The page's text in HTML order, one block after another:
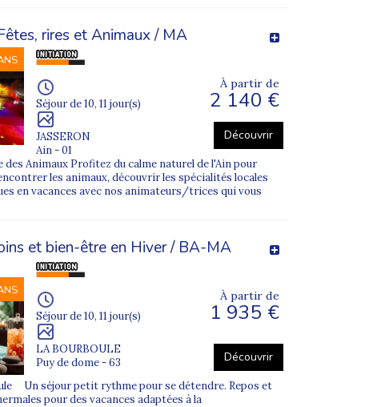
instants de célébration.
se déroulent notamment dans des villes
et retrouver énergie et sérénité.
. Les vacanciers découvrent la vie
depuis plus de 10 ans. Nos animateurs sont
rires et Animaux / MA
Séjour de 10, 11 jour(s)
JASSERON
Ain - 01
À partir de
2 140 €
Découvrir
des Animaux Profitez du calme naturel de l'Ain pour
les animaux, découvrir les spécialités locales
en vacances avec nos animateurs/trices qui vous
et bien-être en Hiver / BA-MA
Séjour de 10, 11 jour(s)
LA BOURBOULE
Puy de dome - 63
À partir de
1 935 €
Découvrir
Un séjour petit rythme pour se détendre. Repos et
pour des vacances adaptées à la